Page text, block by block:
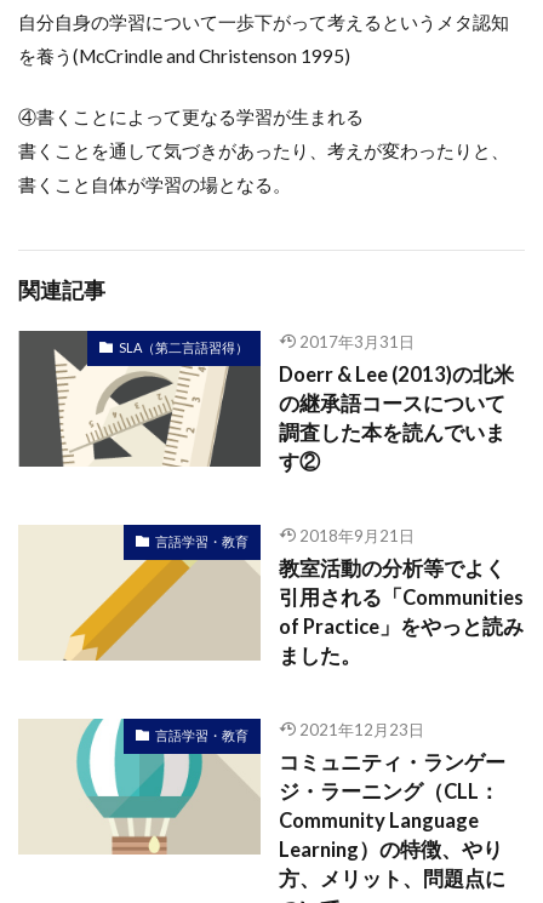
自分自身の学習について一歩下がって考えるというメタ認知
を養う(McCrindle and Christenson 1995)
④書くことによって更なる学習が生まれる
書くことを通して気づきがあったり、考えが変わったりと、
書くこと自体が学習の場となる。
関連記事
SLA（第二言語習得） 2017年3月31日
Doerr & Lee (2013)の北米
の継承語コースについて
調査した本を読んでいま
す②
言語学習・教育 2018年9月21日
教室活動の分析等でよく
引用される「Communities
of Practice」をやっと読み
ました。
言語学習・教育 2021年12月23日
コミュニティ・ランゲー
ジ・ラーニング（CLL：
Community Language
Learning）の特徴、やり
方、メリット、問題点に